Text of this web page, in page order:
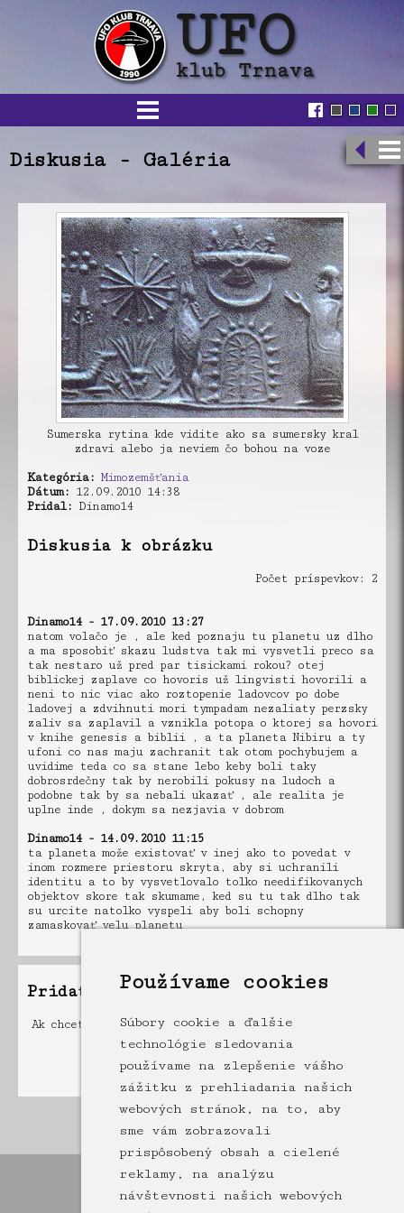
Používame cookies
Súbory cookie a ďalšie
technológie sledovania
používame na zlepšenie vášho
zážitku z prehliadania našich
webových stránok, na to, aby
sme vám zobrazovali
prispôsobený obsah a cielené
reklamy, na analýzu
návštevnosti našich webových
Diskusia - Galéria
Sumerska rytina kde vidite ako sa sumersky kral
zdravi alebo ja neviem čo bohou na voze
Kategória: Mimozemšťania
Dátum: 12.09.2010 14:38
Pridal: Dinamo14
Diskusia k obrázku
Počet príspevkov: 2
Dinamo14 - 17.09.2010 13:27
natom volačo je , ale ked poznaju tu planetu uz dlho
a ma sposobiť skazu ludstva tak mi vysvetli preco sa
tak nestaro už pred par tisickami rokou? otej
biblickej zaplave co hovoris už lingvisti hovorili a
neni to nic viac ako roztopenie ladovcov po dobe
ladovej a zdvihnuti mori tympadam nezaliaty perzsky
zaliv sa zaplavil a vznikla potopa o ktorej sa hovori
v knihe genesis a biblii , a ta planeta Nibiru a ty
ufoni co nas maju zachranit tak otom pochybujem a
uvidime teda co sa stane lebo keby boli taky
dobrosrdečny tak by nerobili pokusy na ludoch a
podobne tak by sa nebali ukazať , ale realita je
uplne inde , dokym sa nezjavia v dobrom
Dinamo14 - 14.09.2010 11:15
ta planeta može existovať v inej ako to povedat v
inom rozmere priestoru skryta, aby si uchranili
identitu a to by vysvetlovalo tolko needifikovanych
objektov skore tak skumame, ked su tu tak dlho tak
su urcite natolko vyspeli aby boli schopny
zamaskovať velu planetu
Pridať príspevok
Ak chcete pridať príspevok musíte byť registrovaný a
prihlásený
Stránka: [1]